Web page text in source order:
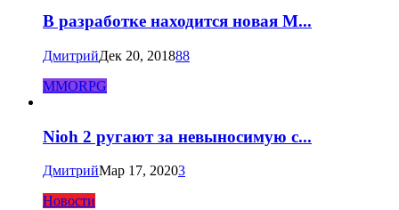
В разработке находится новая M...
ДмитрийДек 20, 201888
MMORPG
Nioh 2 ругают за невыносимую с...
ДмитрийМар 17, 20203
Новости